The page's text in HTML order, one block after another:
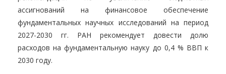
ассигнований на финансовое обеспечение
фундаментальных научных исследований на период
2027-2030 гг. РАН рекомендует довести долю
расходов на фундаментальную науку до 0,4 % ВВП к
2030 году.